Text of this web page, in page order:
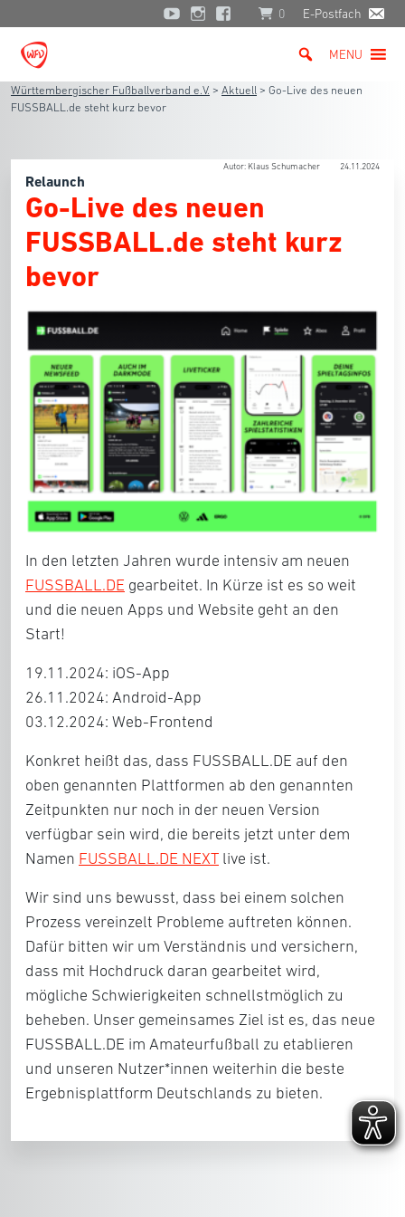
0 E-Postfach
MENU
Württembergischer Fußballverband e.V. > Aktuell > Go-Live des neuen
FUSSBALL.de steht kurz bevor
Autor: Klaus Schumacher 24.11.2024
Relaunch
Go-Live des neuen
FUSSBALL.de steht kurz
bevor
In den letzten Jahren wurde intensiv am neuen
FUSSBALL.DE gearbeitet. In Kürze ist es so weit
und die neuen Apps und Website geht an den
Start!
19.11.2024: iOS-App
26.11.2024: Android-App
03.12.2024: Web-Frontend
Konkret heißt das, dass FUSSBALL.DE auf den
oben genannten Plattformen ab den genannten
Zeitpunkten nur noch in der neuen Version
verfügbar sein wird, die bereits jetzt unter dem
Namen FUSSBALL.DE NEXT live ist.
Wir sind uns bewusst, dass bei einem solchen
Prozess vereinzelt Probleme auftreten können.
Dafür bitten wir um Verständnis und versichern,
dass mit Hochdruck daran gearbeitet wird,
mögliche Schwierigkeiten schnellstmöglich zu
beheben. Unser gemeinsames Ziel ist es, das neue
FUSSBALL.DE im Amateurfußball zu etablieren
und unseren Nutzer*innen weiterhin die beste
Ergebnisplattform Deutschlands zu bieten.